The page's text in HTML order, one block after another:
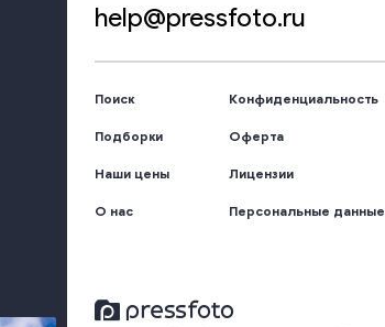
help@pressfoto.ru
Поиск
Подборки
Наши цены
О нас
Конфиденциальность
Оферта
Лицензии
Персональные данные